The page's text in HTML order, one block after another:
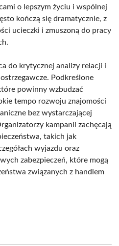
o lepszym życiu i wspólnej
kończą się dramatycznie, z
ucieczki i zmuszoną do pracy
do krytycznej analizy relacji i
Podkreślone
powinny wzbudzać
tempo rozwoju znajomości
bez wystarczającej
kampanii zachęcają
takich jak
wyjazdu oraz
zabezpieczeń, które mogą
związanych z handlem